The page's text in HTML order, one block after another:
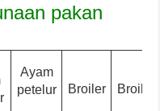
pakan
Ayam
petelur
Broiler Broiler